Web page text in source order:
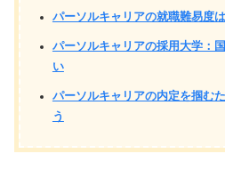
パーソルキャリアの就職難易度
パーソルキャリアの採用大学：
い
パーソルキャリアの内定を掴む
う